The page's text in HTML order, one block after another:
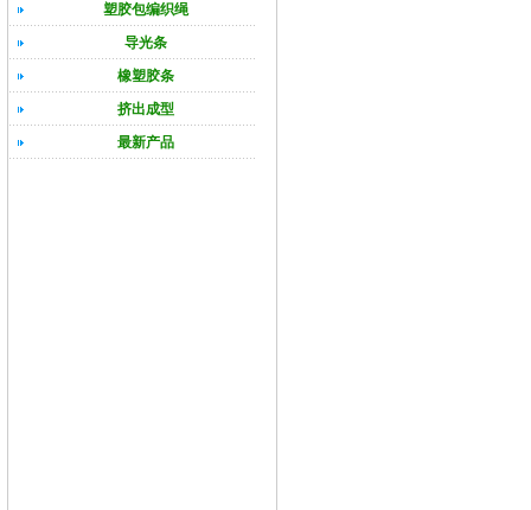
塑胶包编织绳
导光条
橡塑胶条
挤出成型
最新产品